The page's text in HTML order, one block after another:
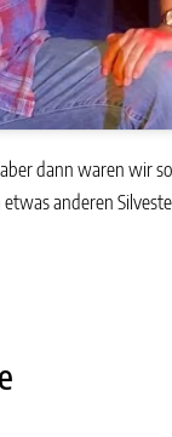
dann waren wir
anderen